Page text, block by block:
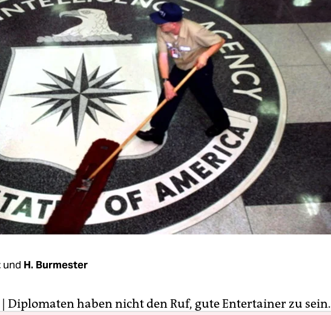
und H. Burmester
| Diplomaten haben nicht den Ruf, gute Entertainer zu sein.